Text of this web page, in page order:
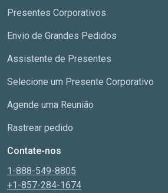
Presentes Corporativos
Envio de Grandes Pedidos
Assistente de Presentes
Selecione um Presente Corporativo
Agende uma Reunião
Rastrear pedido
Contate-nos
1-888-549-8805
+1-857-284-1674